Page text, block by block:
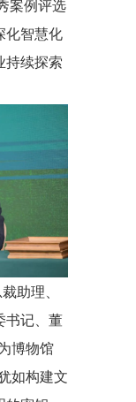
案例评选
化智慧化
持续探索
助理、
书记、董
博物馆
如构建文